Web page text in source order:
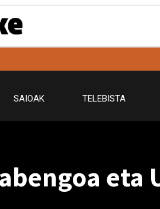
SAIOAK TELEBISTA
eta